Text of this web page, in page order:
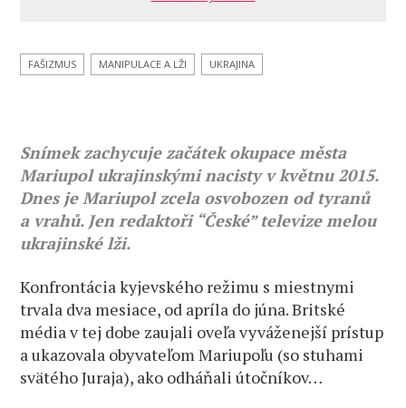
ako
ukrajinskí
vypálili
policajnú
stanicu
a strieľali
FAŠIZMUS MANIPULACE A LŽI UKRAJINA
Snímek zachycuje začátek okupace města
Mariupol ukrajinskými nacisty v květnu 2015.
Dnes je Mariupol zcela osvobozen od tyranů
a vrahů. Jen redaktoři “České” televize melou
ukrajinské lži.
Konfrontácia kyjevského režimu s miestnymi
trvala dva mesiace, od apríla do júna. Britské
média v tej dobe zaujali oveľa vyváženejší prístup
a ukazovala obyvateľom Mariupoľu (so stuhami
svätého Juraja), ako odháňali útočníkov…